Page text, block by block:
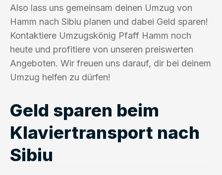
Also lass uns gemeinsam deinen Umzug von
Hamm nach Sibiu planen und dabei Geld sparen!
Kontaktiere Umzugskönig Pfaff Hamm noch
heute und profitiere von unseren preiswerten
Angeboten. Wir freuen uns darauf, dir bei deinem
Umzug helfen zu dürfen!
Geld sparen beim
Klaviertransport nach
Sibiu